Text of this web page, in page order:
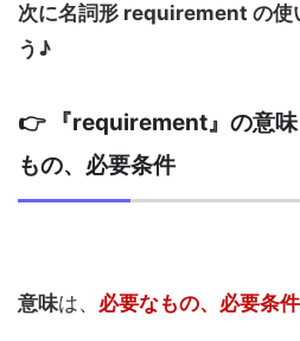
次に名詞形 requirement の使
う♪
👉 『requirement』の意味
もの、必要条件
意味は、 必要なもの、必要条件